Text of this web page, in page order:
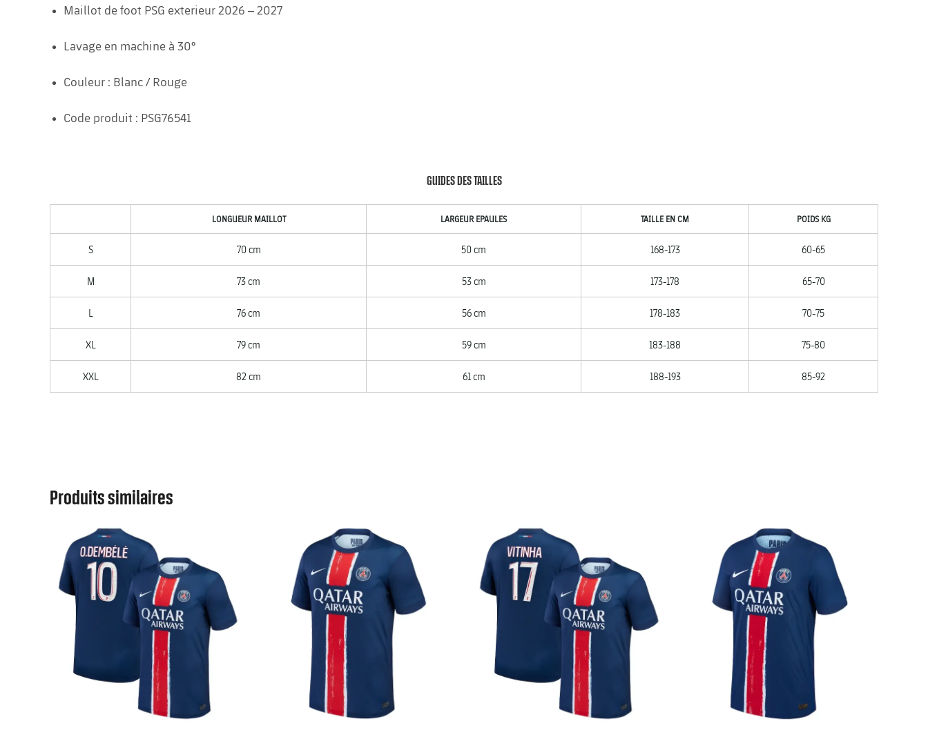
Maillot de foot PSG exterieur 2026 – 2027
Lavage en machine à 30°
Couleur : Blanc / Rouge
Code produit : PSG76541
GUIDES DES TAILLES
LONGUEUR MAILLOT LARGEUR EPAULES TAILLE EN CM POIDS KG
S 70 cm 50 cm 168-173 60-65
M 73 cm 53 cm 173-178 65-70
L 76 cm 56 cm 178-183 70-75
XL 79 cm 59 cm 183-188 75-80
XXL 82 cm 61 cm 188-193 85-92
Produits similaires